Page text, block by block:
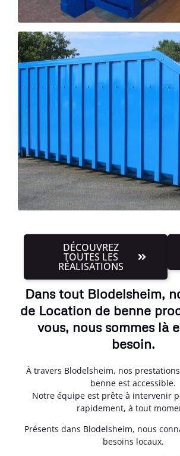
DÉCOUVREZ
TOUTES LES
RÉALISATIONS
Dans tout Blodelsheim,
de Location de benne
vous, nous sommes là
besoin.
À travers Blodelsheim, nos
benne est accessible.
Notre équipe est prête à intervenir
rapidement, à tout
Présents dans Blodelsheim, nous
besoins locaux.